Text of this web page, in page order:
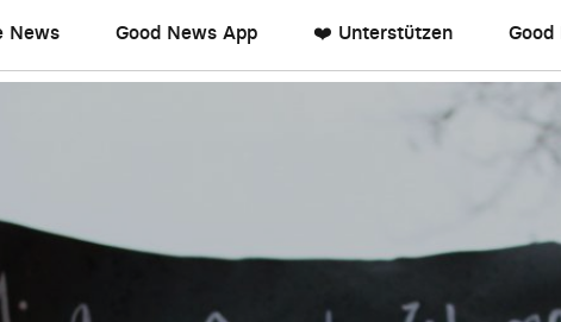
News Good News App ❤️ Unterstützen Good